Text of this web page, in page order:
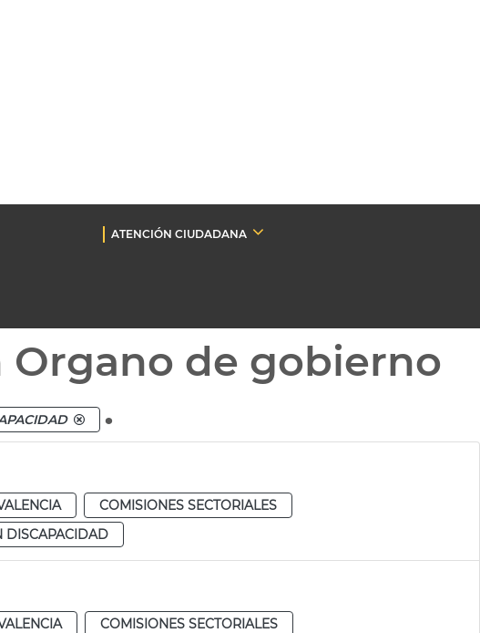
ATENCIÓN CIUDADANA
Organo de gobierno
.
COMISIONES SECTORIALES
DISCAPACIDAD
COMISIONES SECTORIALES